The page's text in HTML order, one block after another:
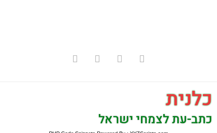
כלנית
כתב-עת לצמחי ישראל